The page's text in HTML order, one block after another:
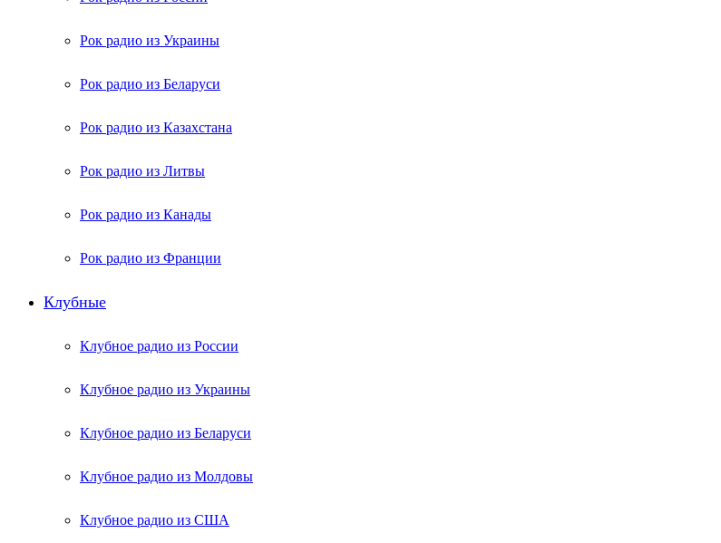
Рок радио из Украины
Рок радио из Беларуси
Рок радио из Казахстана
Рок радио из Литвы
Рок радио из Канады
Рок радио из Франции
Клубные
Клубное радио из России
Клубное радио из Украины
Клубное радио из Беларуси
Клубное радио из Молдовы
Клубное радио из США